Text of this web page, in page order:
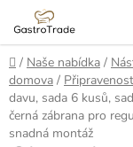
obsah
Domů
/ Naše nabídka /
domova /
davu, sada 6 kusů,
černá zábrana pro
snadná montáž